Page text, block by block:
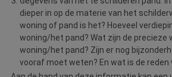
dieper in op de materie van het
woning of pand is het? Hoeveel
woning/het pand? Wat zijn de precieze
woning/het pand? Zijn er nog
vooraf moet weten? En wat is de reden